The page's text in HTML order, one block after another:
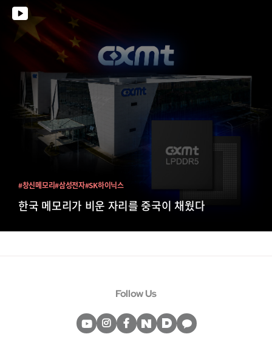
한국 메모리가 비운 자리를 중국이 채웠다
#창신메모리#삼성전자#SK하이닉스
Follow Us